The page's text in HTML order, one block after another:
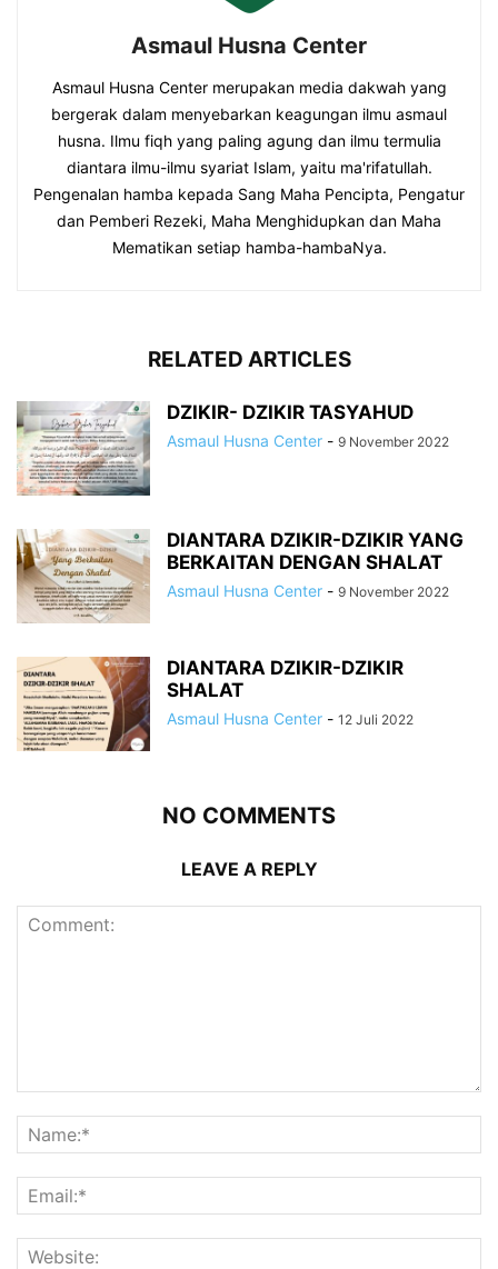
Asmaul Husna Center
Asmaul Husna Center merupakan media dakwah yang
bergerak dalam menyebarkan keagungan ilmu asmaul
husna. Ilmu fiqh yang paling agung dan ilmu termulia
diantara ilmu-ilmu syariat Islam, yaitu ma'rifatullah.
Pengenalan hamba kepada Sang Maha Pencipta, Pengatur
dan Pemberi Rezeki, Maha Menghidupkan dan Maha
Mematikan setiap hamba-hambaNya.
RELATED ARTICLES
DZIKIR- DZIKIR TASYAHUD
Asmaul Husna Center - 9 November 2022
DIANTARA DZIKIR-DZIKIR YANG
BERKAITAN DENGAN SHALAT
Asmaul Husna Center - 9 November 2022
DIANTARA DZIKIR-DZIKIR
SHALAT
Asmaul Husna Center - 12 Juli 2022
NO COMMENTS
LEAVE A REPLY